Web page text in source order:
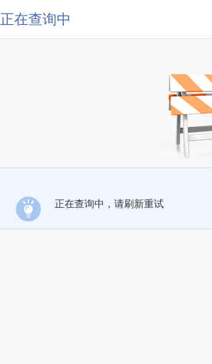
正在查询中
正在查询中，请刷新重试